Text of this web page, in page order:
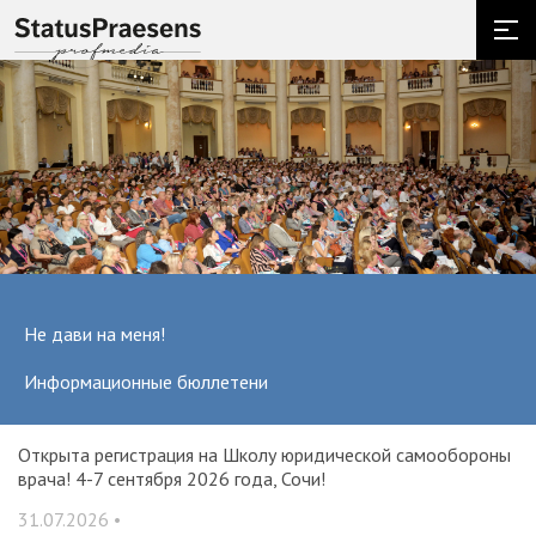
Не дави на меня!
Информационные бюллетени
Открыта регистрация на Школу юридической самообороны
врача! 4-7 сентября 2026 года, Сочи!
31.07.2026 •